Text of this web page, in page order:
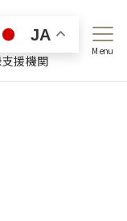
援機関
Menu
JA